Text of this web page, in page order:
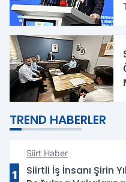
TREND HABERLER
1
Siirt Haber
Siirtli İş İnsanı Şirin